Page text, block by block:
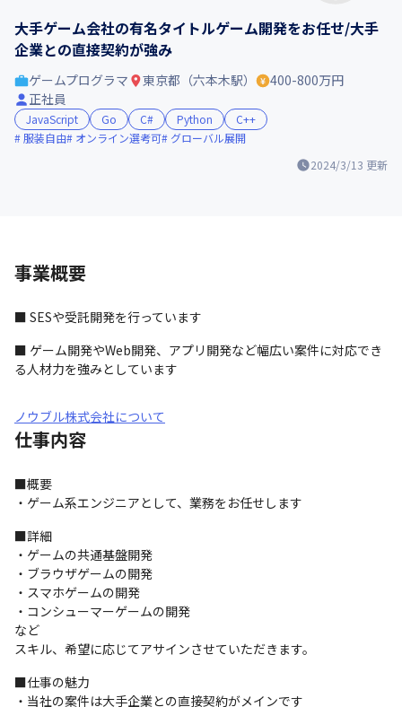
大手ゲーム会社の有名タイトルゲーム開発をお任せ/大手
企業との直接契約が強み
2024/3/13 更新
ゲームプログラマ 東京都（六本木駅）
400-800万円
正社員
JavaScript Go C# Python
C++
服装自由
オンライン選考可 グローバル展開
事業概要
■ SESや受託開発を行っています
■ ゲーム開発やWeb開発、アプリ開発など幅広い案件に対応でき
る人材力を強みとしています
ノウブル株式会社について
仕事内容
■概要
・ゲーム系エンジニアとして、業務をお任せします
■詳細
・ゲームの共通基盤開発
・ブラウザゲームの開発
・スマホゲームの開発
・コンシューマーゲームの開発
など
スキル、希望に応じてアサインさせていただきます。
■仕事の魅力
・当社の案件は大手企業との直接契約がメインです